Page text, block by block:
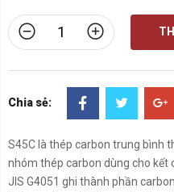
Chia sẻ:
S45C là thép carbon trung bình
nhóm thép carbon dùng cho kết
JIS G4051 ghi thành phần carbon